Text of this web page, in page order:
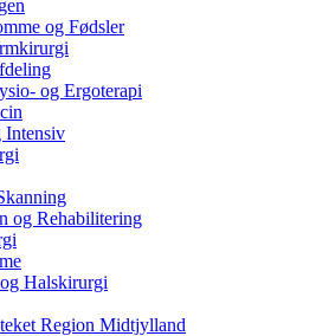
og Fødsler
og Ergoterapi
Intensiv
og Rehabilitering
Halskirurgi
Region Midtjylland